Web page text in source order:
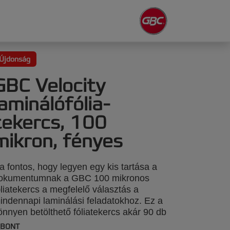
Újdonság
Velocity
100
fényes
fontos, hogy legyen egy kis tartása a
a GBC 100 mikronos
a megfelelő választás a
laminálási feladatokhoz. Ez a
betölthető fóliatekercs akár 90 db
lap laminálásához is elegendő.